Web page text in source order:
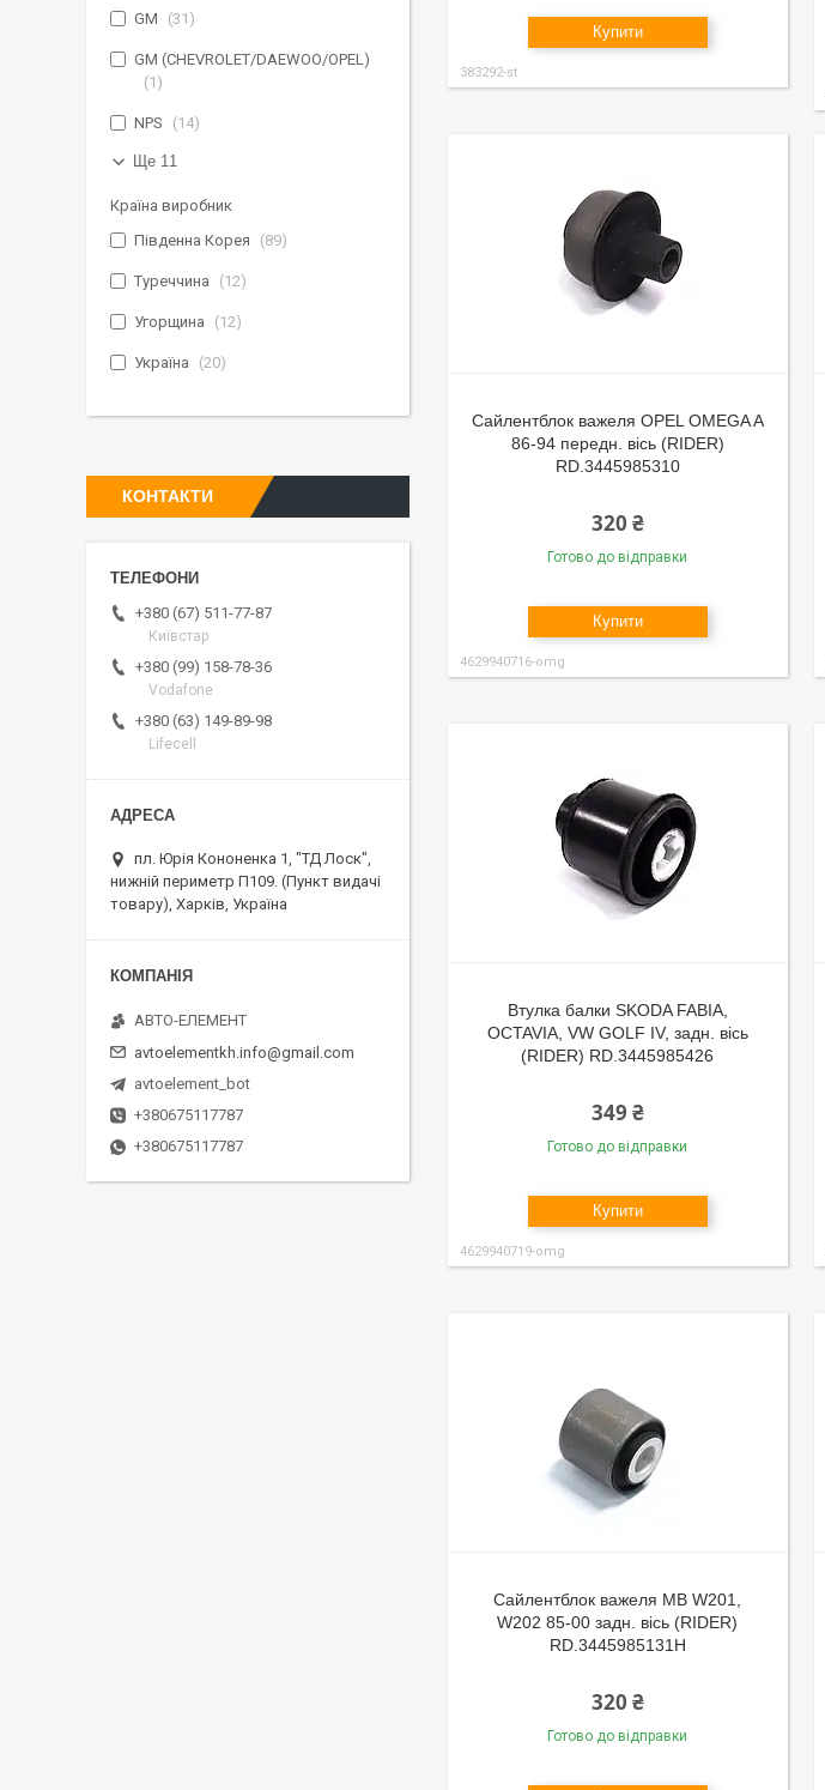
Купити
383292-st
Сайлентблок важеля OPEL OMEGA A
86-94 передн. вісь (RIDER)
RD.3445985310
320 ₴
Готово до відправки
Купити
4629940716-omg
Втулка балки SKODA FABIA,
OCTAVIA, VW GOLF IV, задн. вісь
(RIDER) RD.3445985426
349 ₴
Готово до відправки
Купити
4629940719-omg
Сайлентблок важеля MB W201,
W202 85-00 задн. вісь (RIDER)
RD.3445985131H
320 ₴
Готово до відправки
GM 31
GM (CHEVROLET/DAEWOO/OPEL)
1
NPS 14
Ще 11
Країна виробник
Південна Корея
89
Туреччина 12
Угорщина 12
Україна 20
КОНТАКТИ
+380 (67) 511-77-87
Київстар
+380 (99) 158-78-36
Vodafone
+380 (63) 149-89-98
Lifecell
пл. Юрія Кононенка 1, "ТД Лоск",
нижній периметр П109. (Пункт видачі
товару), Харків, Україна
АВТО-ЕЛЕМЕНТ
avtoelementkh.info@gmail.com
avtoelement_bot
+380675117787
+380675117787